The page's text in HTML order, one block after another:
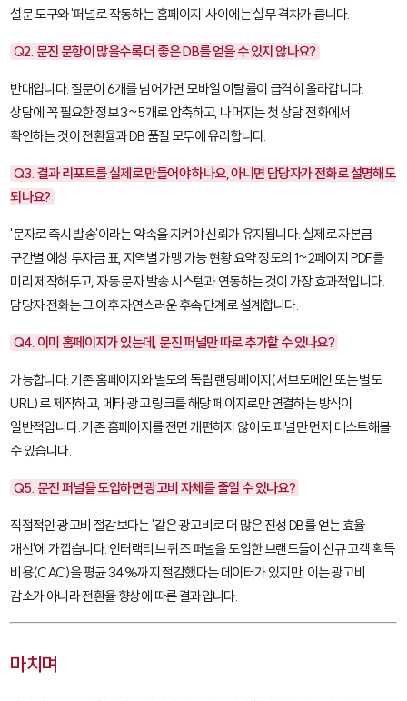
설문 도구와 '퍼널로 작동하는 홈페이지' 사이에는 실무 격차가 큽니다.
Q2. 문진 문항이 많을수록 더 좋은 DB를 얻을 수 있지 않나요?
반대입니다. 질문이 6개를 넘어가면 모바일 이탈률이 급격히 올라갑니다.
상담에 꼭 필요한 정보 3~5개로 압축하고, 나머지는 첫 상담 전화에서
확인하는 것이 전환율과 DB 품질 모두에 유리합니다.
Q3. 결과 리포트를 실제로 만들어야 하나요, 아니면 담당자가 전화로 설명해도
되나요?
'문자로 즉시 발송'이라는 약속을 지켜야 신뢰가 유지됩니다. 실제로 자본금
구간별 예상 투자금 표, 지역별 가맹 가능 현황 요약 정도의 1~2페이지 PDF를
미리 제작해두고, 자동 문자 발송 시스템과 연동하는 것이 가장 효과적입니다.
담당자 전화는 그 이후 자연스러운 후속 단계로 설계합니다.
Q4. 이미 홈페이지가 있는데, 문진 퍼널만 따로 추가할 수 있나요?
가능합니다. 기존 홈페이지와 별도의 독립 랜딩페이지(서브도메인 또는 별도
URL)로 제작하고, 메타 광고 링크를 해당 페이지로만 연결하는 방식이
일반적입니다. 기존 홈페이지를 전면 개편하지 않아도 퍼널만 먼저 테스트해볼
수 있습니다.
Q5. 문진 퍼널을 도입하면 광고비 자체를 줄일 수 있나요?
직접적인 광고비 절감보다는 '같은 광고비로 더 많은 진성 DB를 얻는 효율
개선'에 가깝습니다. 인터랙티브 퀴즈 퍼널을 도입한 브랜드들이 신규 고객 획득
비용(CAC)을 평균 34%까지 절감했다는 데이터가 있지만, 이는 광고비
감소가 아니라 전환율 향상에 따른 결과입니다.
마치며